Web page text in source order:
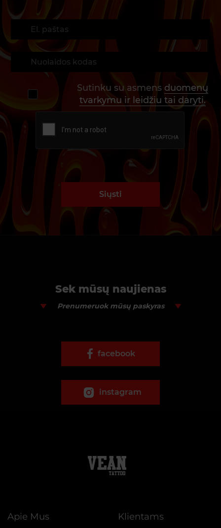
Sutinku su asmens duomenų
tvarkymu ir leidžiu tai daryti.
Siųsti
Sek mūsų naujienas
Prenumeruok mūsų paskyras
facebook
instagram
Apie Mus Klientams